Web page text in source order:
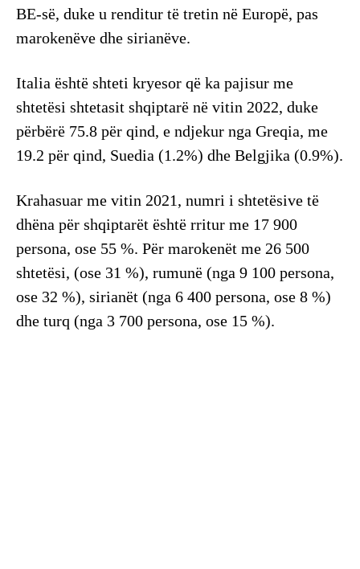
BE-së, duke u renditur të tretin në Europë, pas
marokenëve dhe sirianëve.
Italia është shteti kryesor që ka pajisur me
shtetësi shtetasit shqiptarë në vitin 2022, duke
përbërë 75.8 për qind, e ndjekur nga Greqia, me
19.2 për qind, Suedia (1.2%) dhe Belgjika (0.9%).
Krahasuar me vitin 2021, numri i shtetësive të
dhëna për shqiptarët është rritur me 17 900
persona, ose 55 %. Për marokenët me 26 500
shtetësi, (ose 31 %), rumunë (nga 9 100 persona,
ose 32 %), sirianët (nga 6 400 persona, ose 8 %)
dhe turq (nga 3 700 persona, ose 15 %).